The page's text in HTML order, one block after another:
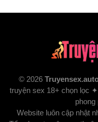
© 2026
truyện sex 18+ chọn lọc
phong
Website luôn cập nhật